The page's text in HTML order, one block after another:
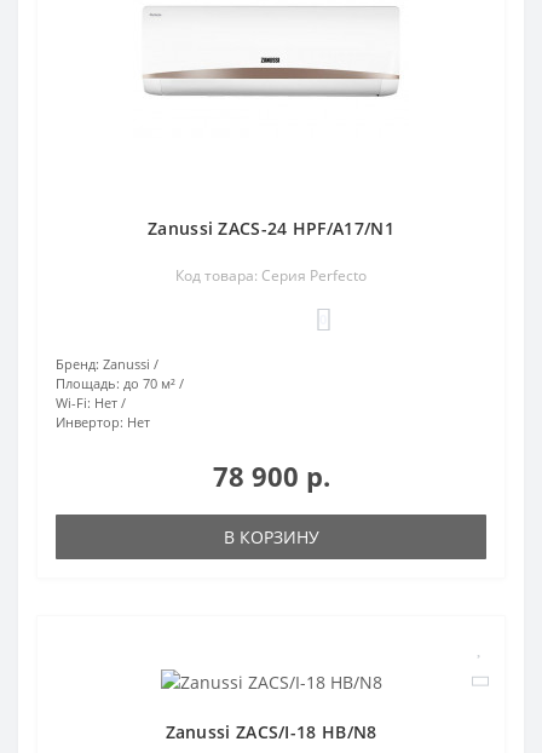
Zanussi ZACS-24 HPF/A17/N1
Код товара: Серия Perfecto
Бренд: Zanussi
Площадь: до 70 м²
Wi-Fi: Нет
Инвертор: Нет
78 900 р.
В КОРЗИНУ
Zanussi ZACS/I-18 HB/N8